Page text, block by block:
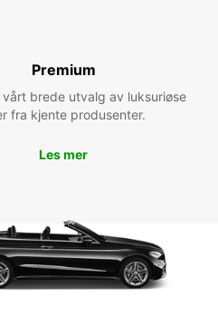
Premium
vårt brede utvalg av luksuriøse
fra kjente produsenter.
Les mer